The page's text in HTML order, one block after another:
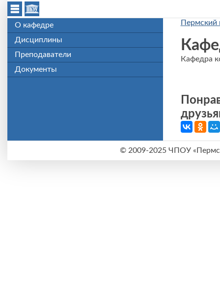
Перейти к основному содержанию
О кафедре
Дисциплины
Преподаватели
Документы
Пермский
Кафедра
©2009-2025 ЧПОУ